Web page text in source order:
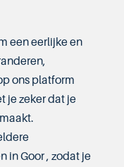
een eerlijke en
ons platform
je zeker dat je
in Goor , zodat je